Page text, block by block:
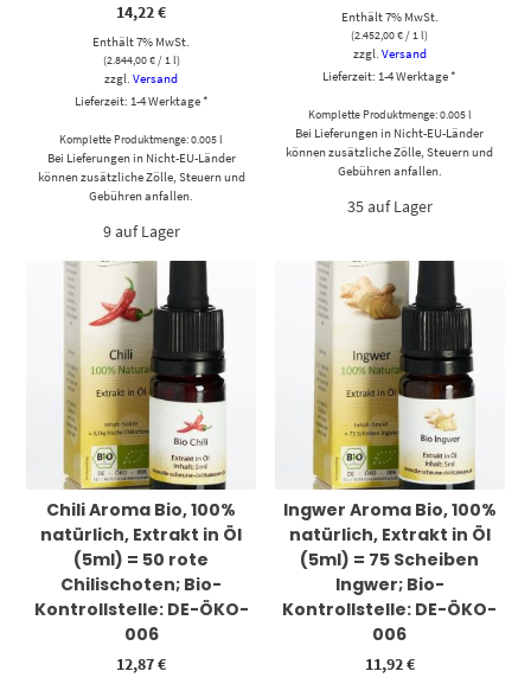
14,22€
Enthält 7% MwSt.
(2.844,00€/ 1 l)
zzgl.Versand
Lieferzeit: 1-4 Werktage *
Komplette Produktmenge: 0.005 l
Bei Lieferungen in Nicht-EU-Länder
können zusätzliche Zölle, Steuern und
Gebühren anfallen.
9 auf Lager
Enthält 7% MwSt.
(2.452,00€/ 1 l)
zzgl. Versand
Lieferzeit: 1-4 Werktage *
Komplette Produktmenge: 0.005 l
Bei Lieferungen in Nicht-EU-Länder
können zusätzliche Zölle, Steuern und
Gebühren anfallen.
35 auf Lager
Chili Aroma Bio, 100%
natürlich, Extrakt in Öl
(5ml) = 50 rote
Chilischoten; Bio-
Kontrollstelle: DE-ÖKO-
006
12,87€
Ingwer Aroma Bio, 100%
natürlich, Extrakt in Öl
(5ml) = 75 Scheiben
Ingwer; Bio-
Kontrollstelle: DE-ÖKO-
006
11,92€